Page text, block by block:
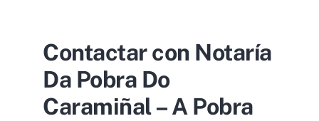
Contactar con Notaría
Da Pobra Do
Caramiñal – A Pobra